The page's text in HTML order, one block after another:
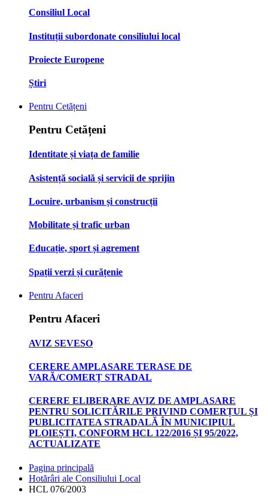
Consiliul Local
Instituții subordonate consiliului local
Proiecte Europene
Știri
Pentru Cetățeni
Pentru Cetățeni
Identitate și viața de familie
Asistență socială și servicii de sprijin
Locuire, urbanism și construcții
Mobilitate și trafic urban
Educație, sport și agrement
Spații verzi și curățenie
Pentru Afaceri
Pentru Afaceri
AVIZ SEVESO
CERERE AMPLASARE TERASE DE
VARĂ/COMERȚ STRADAL
CERERE ELIBERARE AVIZ DE AMPLASARE
PENTRU SOLICITĂRILE PRIVIND COMERȚUL ȘI
PUBLICITATEA STRADALĂ ÎN MUNICIPIUL
PLOIEȘTI, CONFORM HCL 122/2016 ȘI 95/2022,
ACTUALIZATE
Pagina principală
Hotărâri ale Consiliului Local
HCL 076/2003